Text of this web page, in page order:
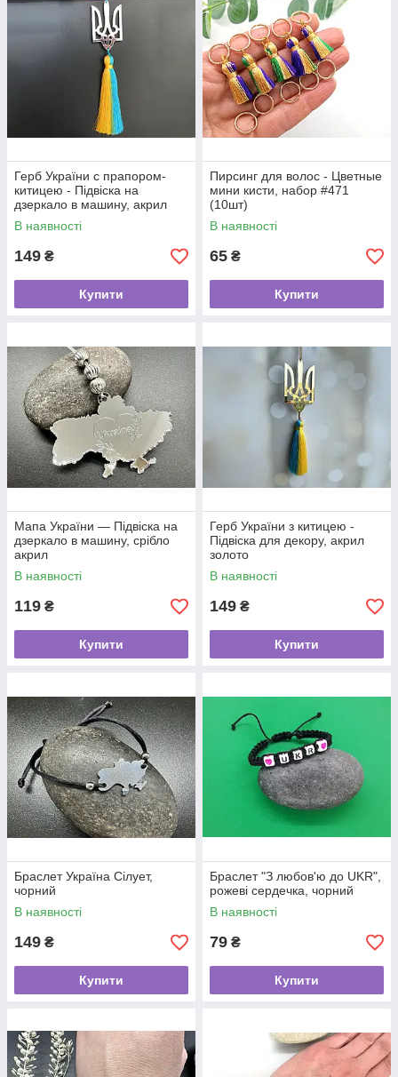
Герб України с прапором-
китицею - Підвіска на
дзеркало в машину, акрил
срібло
В наявності
149 ₴
Купити
Пирсинг для волос - Цветные
мини кисти, набор #471
(10шт)
В наявності
65 ₴
Купити
Мапа України — Підвіска на
дзеркало в машину, срібло
акрил
В наявності
119 ₴
Купити
Герб України з китицею -
Підвіска для декору, акрил
золото
В наявності
149 ₴
Купити
Браслет Україна Сілует,
чорний
В наявності
149 ₴
Купити
Браслет "З любов'ю до UKR",
рожеві сердечка, чорний
В наявності
79 ₴
Купити